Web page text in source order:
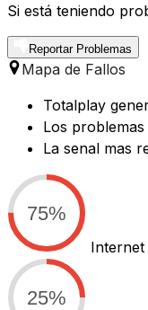
Si está teniendo
Reportar Problemas
Mapa de Fallos
Totalplay
Los
La senal mas
75%
Internet
25%